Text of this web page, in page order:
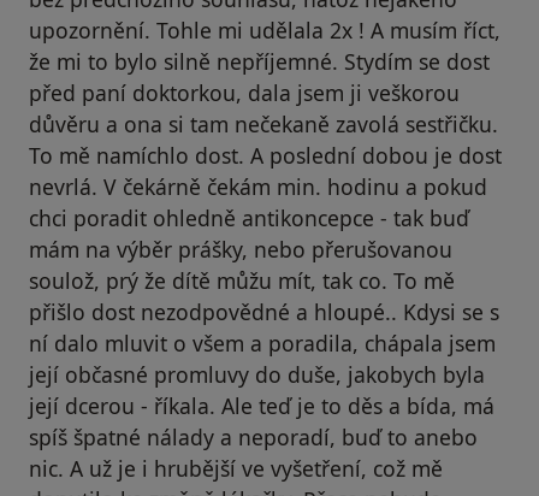
upozornění. Tohle mi udělala 2x ! A musím říct,
že mi to bylo silně nepříjemné. Stydím se dost
před paní doktorkou, dala jsem ji veškorou
důvěru a ona si tam nečekaně zavolá sestřičku.
To mě namíchlo dost. A poslední dobou je dost
nevrlá. V čekárně čekám min. hodinu a pokud
chci poradit ohledně antikoncepce - tak buď
mám na výběr prášky, nebo přerušovanou
soulož, prý že dítě můžu mít, tak co. To mě
přišlo dost nezodpovědné a hloupé.. Kdysi se s
ní dalo mluvit o všem a poradila, chápala jsem
její občasné promluvy do duše, jakobych byla
její dcerou - říkala. Ale teď je to děs a bída, má
spíš špatné nálady a neporadí, buď to anebo
nic. A už je i hrubější ve vyšetření, což mě